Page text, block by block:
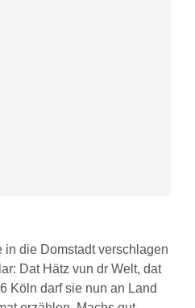
in die Domstadt verschlagen
Dat Hätz vun dr Welt, dat
Köln darf sie nun an Land